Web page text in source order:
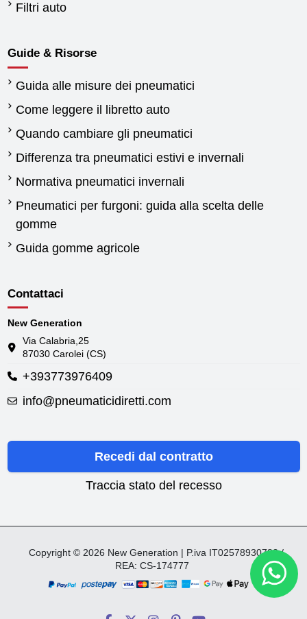
Filtri auto
Guide & Risorse
Guida alle misure dei pneumatici
Come leggere il libretto auto
Quando cambiare gli pneumatici
Differenza tra pneumatici estivi e invernali
Normativa pneumatici invernali
Pneumatici per furgoni: guida alla scelta delle
gomme
Guida gomme agricole
Contattaci
New Generation
Via Calabria,25
87030 Carolei (CS)
+393773976409
info@pneumaticidiretti.com
Recedi dal contratto
Traccia stato del recesso
Copyright © 2026 New Generation | P.iva IT02578930782 /
REA: CS-174777